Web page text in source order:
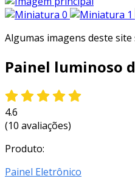
Algumas imagens deste
Painel luminoso
4.6
(10 avaliações)
Produto:
Painel Eletrônico